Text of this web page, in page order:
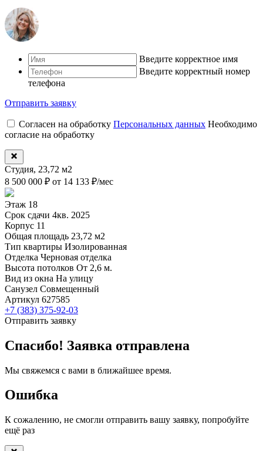
Введите корректное имя
Введите корректный номер
телефона
Отправить заявку
Согласен на обработку Персональных данных Необходимо
согласие на обработку
Студия, 23,72 м2
8 500 000 ₽ от 14 133 ₽/мес
Этаж 18
Срок сдачи 4кв. 2025
Корпус 11
Общая площадь 23,72 м2
Тип квартиры Изолированная
Отделка Черновая отделка
Высота потолков От 2,6 м.
Вид из окна На улицу
Санузел Совмещенный
Артикул 627585
+7 (383) 375-92-03
Отправить заявку
Спасибо! Заявка отправлена
Мы свяжемся с вами в ближайшее время.
Ошибка
К сожалению, не смогли отправить вашу заявку, попробуйте
ещё раз